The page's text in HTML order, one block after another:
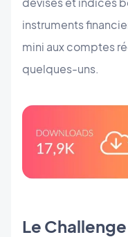
instruments
mini aux comptes
quelques-uns.
Le Challenge